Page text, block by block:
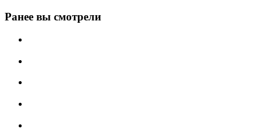
Ранее вы смотрели